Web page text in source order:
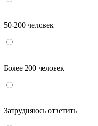
50-200 человек
Более 200 человек
Затрудняюсь ответить